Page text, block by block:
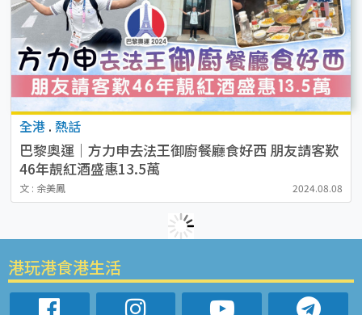
全港 . 熱話
巴黎奧運│方力申去法王御廚餐廳食好西 朋友請客歎
46年靚紅酒盛惠13.5萬
文 : 余美鳳 2024.08.08
港玩港食港生活